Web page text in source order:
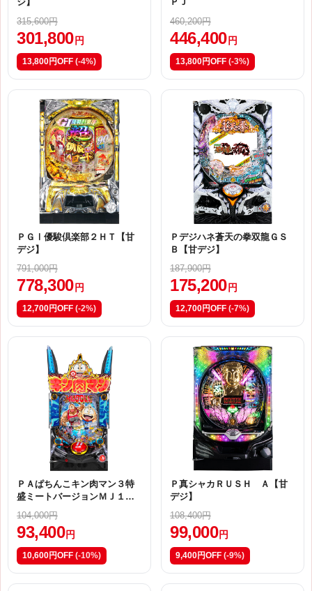
315,600円
301,800円
13,800円OFF (-4%)
460,200円
446,400円
13,800円OFF (-3%)
ＰＧⅠ優駿倶楽部２ＨＴ【甘
デジ】
791,000円
778,300 円
12,700円OFF (-2%)
Ｐデジハネ蒼天の拳双龍ＧＳ
Ｂ【甘デジ】
187,900円
175,200 円
12,700円OFF (-7%)
ＰＡぱちんこキン肉マン３特
盛ミートバージョンＭＪ１
104,000円
93,400 円
10,600円OFF (-10%)
Ｐ真シャカＲＵＳＨ Ａ【甘
デジ】
108,400円
99,000 円
9,400円OFF (-9%)